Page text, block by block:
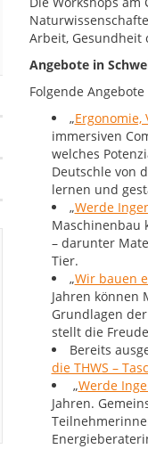
Arbeit, Gesundheit
Angebote in
Folgende
„
immersiven
welches
Deutschle von
lernen und
„Werde
Maschinenbau
– darunter
Tier.
„Wir bauen
Jahren können
Grundlagen
stellt die
Bereits
die THWS –
„Werde
Jahren.